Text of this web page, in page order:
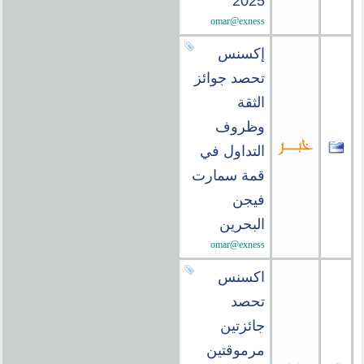
omar@exness
إكسنس
تحصد جوائز
الثقة
وظروف
التداول في
قمة سمارت
فيجن
البحرين
omar@exness
اكسنس
تحصد
جائزتين
مرموقتين